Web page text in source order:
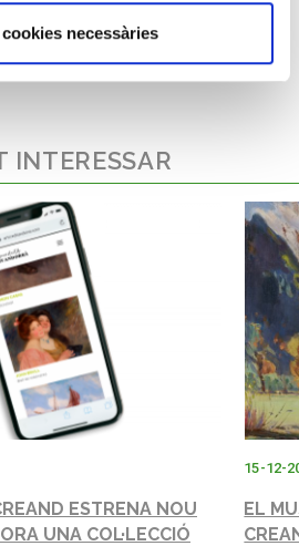
necessàries
INTERESSAR
ESTRENA NOU
UNA COL·LECCIÓ
15-12-
EL